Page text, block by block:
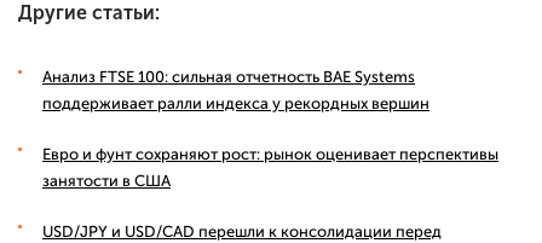
Другие статьи:
Анализ FTSE 100: сильная отчетность BAE Systems
поддерживает ралли индекса у рекордных вершин
Евро и фунт сохраняют рост: рынок оценивает перспективы
занятости в США
USD/JPY и USD/CAD перешли к консолидации перед